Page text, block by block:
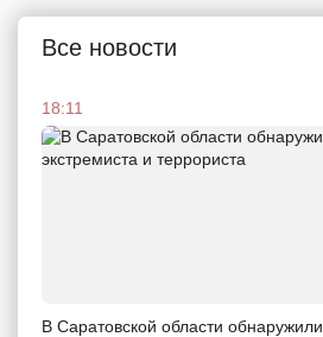
Все новости
18:11
В Саратовской области обнаружили